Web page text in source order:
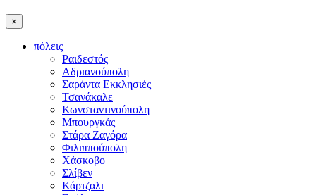
×
πόλεις
Ραιδεστός
Αδριανούπολη
Σαράντα Εκκλησιές
Τσανάκαλε
Κωνσταντινούπολη
Μπουργκάς
Στάρα Ζαγόρα
Φιλιππούπολη
Χάσκοβο
Σλίβεν
Κάρτζαλι